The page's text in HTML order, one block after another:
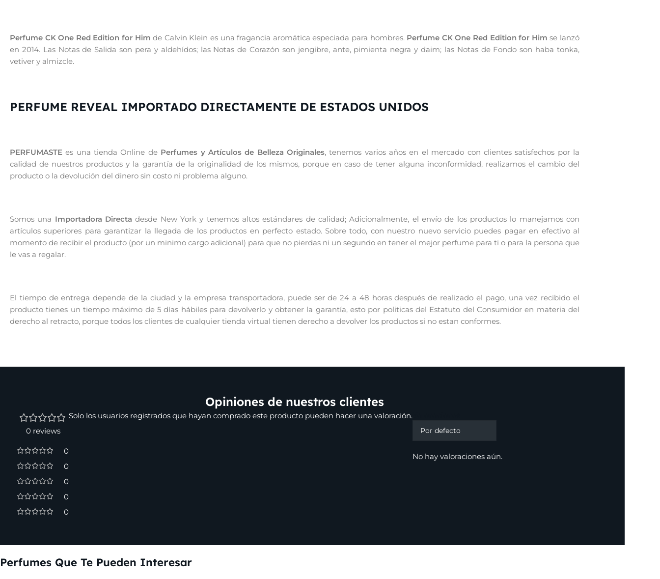
Perfume CK One Red Edition for Him de Calvin Klein es una fragancia aromática especiada para hombres. Perfume CK One Red Edition for Him se lanzó
en 2014. Las Notas de Salida son pera y aldehídos; las Notas de Corazón son jengibre, ante, pimienta negra y daim; las Notas de Fondo son haba tonka,
vetiver y almizcle.
PERFUME REVEAL IMPORTADO DIRECTAMENTE DE ESTADOS UNIDOS
PERFUMASTE es una tienda Online de Perfumes y Artículos de Belleza Originales, tenemos varios años en el mercado con clientes satisfechos por la
calidad de nuestros productos y la garantía de la originalidad de los mismos, porque en caso de tener alguna inconformidad, realizamos el cambio del
producto o la devolución del dinero sin costo ni problema alguno.
Somos una Importadora Directa desde New York y tenemos altos estándares de calidad; Adicionalmente, el envío de los productos lo manejamos con
artículos superiores para garantizar la llegada de los productos en perfecto estado. Sobre todo, con nuestro nuevo servicio puedes pagar en efectivo al
momento de recibir el producto (por un minimo cargo adicional) para que no pierdas ni un segundo en tener el mejor perfume para ti o para la persona que
le vas a regalar.
El tiempo de entrega depende de la ciudad y la empresa transportadora, puede ser de 24 a 48 horas después de realizado el pago, una vez recibido el
producto tienes un tiempo máximo de 5 días hábiles para devolverlo y obtener la garantía, esto por politicas del Estatuto del Consumidor en materia del
derecho al retracto, porque todos los clientes de cualquier tienda virtual tienen derecho a devolver los productos si no estan conformes.
Opiniones de nuestros clientes
0 reviews
0
0
0
0
0
No hay valoraciones aún.
Solo los usuarios registrados que hayan comprado este producto pueden hacer una valoración.
Perfumes Que Te Pueden Interesar